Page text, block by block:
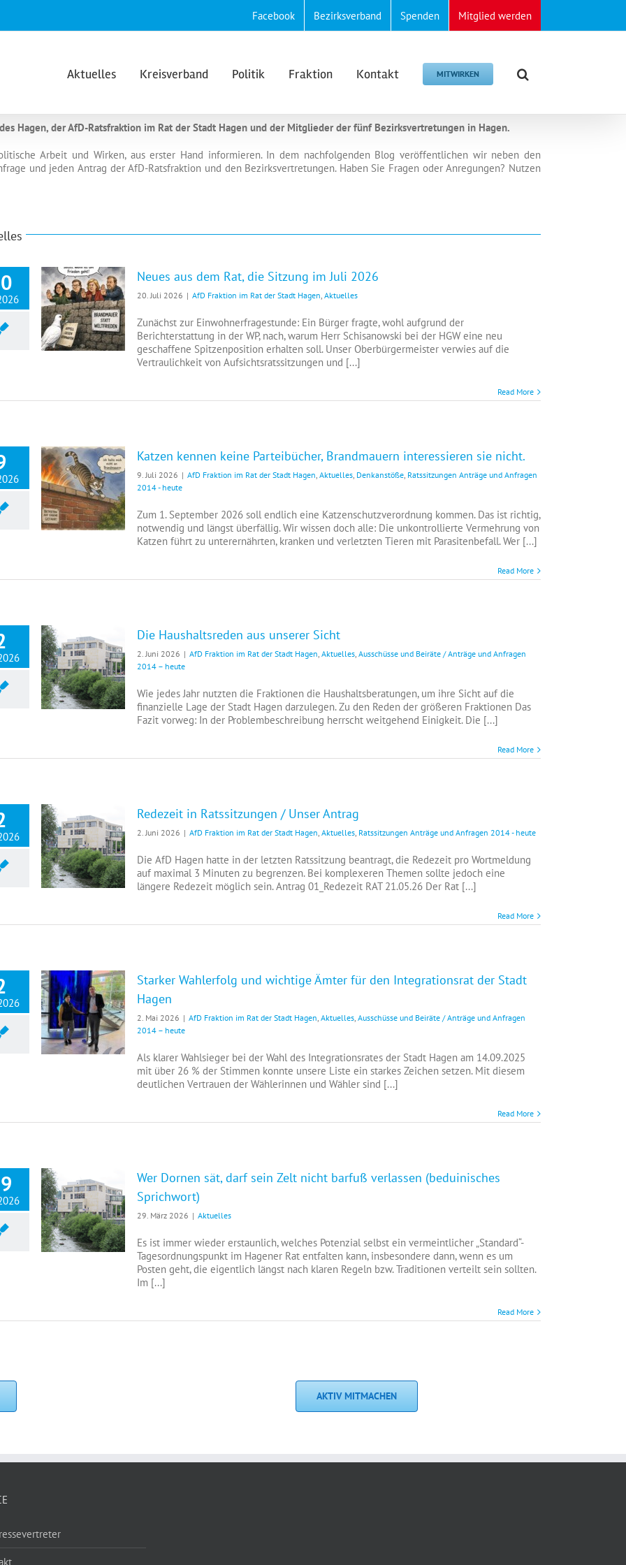
Facebook Bezirksverband Spenden Mitglied werden
Aktuelles Kreisverband Politik Fraktion Kontakt MITWIRKEN
Hagen, der AfD-Ratsfraktion im Rat der Stadt Hagen und der Mitglieder der fünf Bezirksvertretungen in Hagen.
Arbeit und Wirken, aus erster Hand informieren. In dem nachfolgenden Blog veröffentlichen wir neben den
und jeden Antrag der AfD-Ratsfraktion und den Bezirksvertretungen. Haben Sie Fragen oder Anregungen? Nutzen
Neues aus dem Rat, die Sitzung im Juli 2026
20. Juli 2026 | AfD Fraktion im Rat der Stadt Hagen, Aktuelles
Zunächst zur Einwohnerfragestunde: Ein Bürger fragte, wohl aufgrund der
Berichterstattung in der WP, nach, warum Herr Schisanowski bei der HGW eine neu
geschaffene Spitzenposition erhalten soll. Unser Oberbürgermeister verwies auf die
Vertraulichkeit von Aufsichtsratssitzungen und [...]
Read More
Katzen kennen keine Parteibücher, Brandmauern interessieren sie nicht.
9. Juli 2026 | AfD Fraktion im Rat der Stadt Hagen, Aktuelles, Denkanstöße, Ratssitzungen Anträge und Anfragen
2014 - heute
Zum 1. September 2026 soll endlich eine Katzenschutzverordnung kommen. Das ist richtig,
notwendig und längst überfällig. Wir wissen doch alle: Die unkontrollierte Vermehrung von
Katzen führt zu unterernährten, kranken und verletzten Tieren mit Parasitenbefall. Wer [...]
Read More
Die Haushaltsreden aus unserer Sicht
2. Juni 2026 | AfD Fraktion im Rat der Stadt Hagen, Aktuelles, Ausschüsse und Beiräte / Anträge und Anfragen
2014 – heute
Wie jedes Jahr nutzten die Fraktionen die Haushaltsberatungen, um ihre Sicht auf die
finanzielle Lage der Stadt Hagen darzulegen. Zu den Reden der größeren Fraktionen Das
Fazit vorweg: In der Problembeschreibung herrscht weitgehend Einigkeit. Die [...]
Read More
Redezeit in Ratssitzungen / Unser Antrag
2. Juni 2026 | AfD Fraktion im Rat der Stadt Hagen, Aktuelles, Ratssitzungen Anträge und Anfragen 2014 - heute
Die AfD Hagen hatte in der letzten Ratssitzung beantragt, die Redezeit pro Wortmeldung
auf maximal 3 Minuten zu begrenzen. Bei komplexeren Themen sollte jedoch eine
längere Redezeit möglich sein. Antrag 01_Redezeit RAT 21.05.26 Der Rat [...]
Read More
Starker Wahlerfolg und wichtige Ämter für den Integrationsrat der Stadt
Hagen
2. Mai 2026 | AfD Fraktion im Rat der Stadt Hagen, Aktuelles, Ausschüsse und Beiräte / Anträge und Anfragen
2014 – heute
Als klarer Wahlsieger bei der Wahl des Integrationsrates der Stadt Hagen am 14.09.2025
mit über 26 % der Stimmen konnte unsere Liste ein starkes Zeichen setzen. Mit diesem
deutlichen Vertrauen der Wählerinnen und Wähler sind [...]
Read More
Wer Dornen sät, darf sein Zelt nicht barfuß verlassen (beduinisches
Sprichwort)
29. März 2026 | Aktuelles
Es ist immer wieder erstaunlich, welches Potenzial selbst ein vermeintlicher „Standard“-
Tagesordnungspunkt im Hagener Rat entfalten kann, insbesondere dann, wenn es um
Posten geht, die eigentlich längst nach klaren Regeln bzw. Traditionen verteilt sein sollten.
Im [...]
Read More
AKTIV MITMACHEN